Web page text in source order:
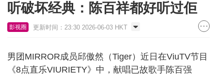
听破坏经典：陈百祥都好听过佢
影视圈 更新时间：23:30 2026-06-03 HKT
男团MIRROR成员邱傲然（Tiger）近日在ViuTV节目
《8点直乐VIURIETY》中，献唱已故歌手陈百强